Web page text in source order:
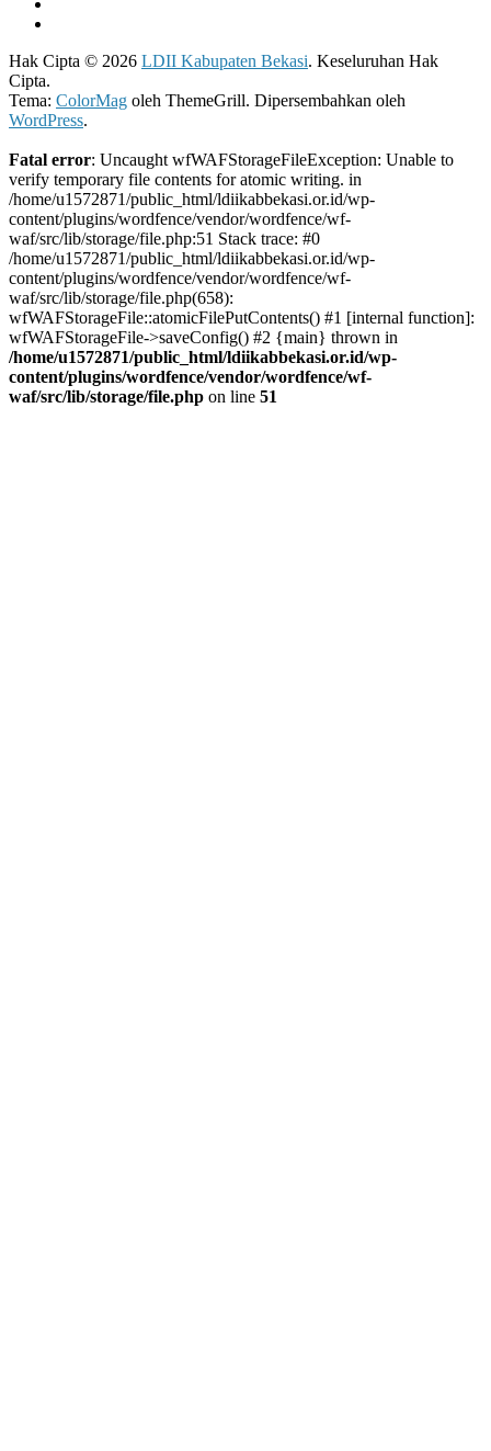
Hak Cipta © 2026 LDII Kabupaten Bekasi. Keseluruhan Hak
Cipta.
Tema: ColorMag oleh ThemeGrill. Dipersembahkan oleh
WordPress.
Fatal error: Uncaught wfWAFStorageFileException: Unable to
verify temporary file contents for atomic writing. in
/home/u1572871/public_html/ldiikabbekasi.or.id/wp-
content/plugins/wordfence/vendor/wordfence/wf-
waf/src/lib/storage/file.php:51 Stack trace: #0
/home/u1572871/public_html/ldiikabbekasi.or.id/wp-
content/plugins/wordfence/vendor/wordfence/wf-
waf/src/lib/storage/file.php(658):
wfWAFStorageFile::atomicFilePutContents() #1 [internal function]:
wfWAFStorageFile->saveConfig() #2 {main} thrown in
/home/u1572871/public_html/ldiikabbekasi.or.id/wp-
content/plugins/wordfence/vendor/wordfence/wf-
waf/src/lib/storage/file.php on line 51